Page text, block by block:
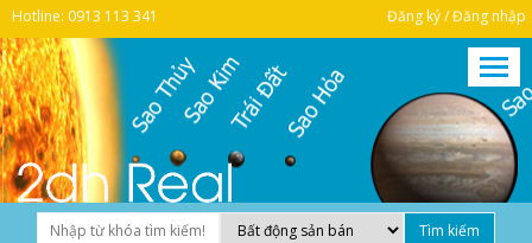
Hotline: 0913 113 341 Đăng ký / Đăng nhập